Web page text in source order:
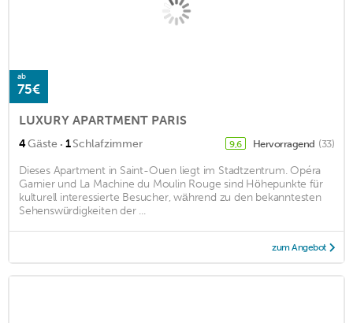
ab
75€
LUXURY APARTMENT PARIS
4Gäste · 1Schlafzimmer 9,6 Hervorragend (33)
Dieses Apartment in Saint-Ouen liegt im Stadtzentrum. Opéra
Garnier und La Machine du Moulin Rouge sind Höhepunkte für
kulturell interessierte Besucher, während zu den bekanntesten
Sehenswürdigkeiten der ...
zum Angebot